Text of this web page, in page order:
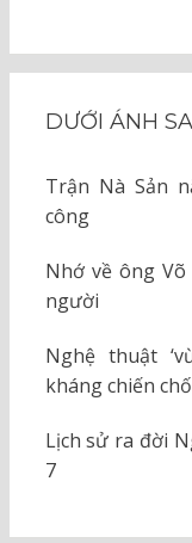
DƯỚI ÁNH
Trận Nà Sản
công
Nhớ về ông
người
Nghệ thuật
kháng chiến
Lịch sử ra đời
7